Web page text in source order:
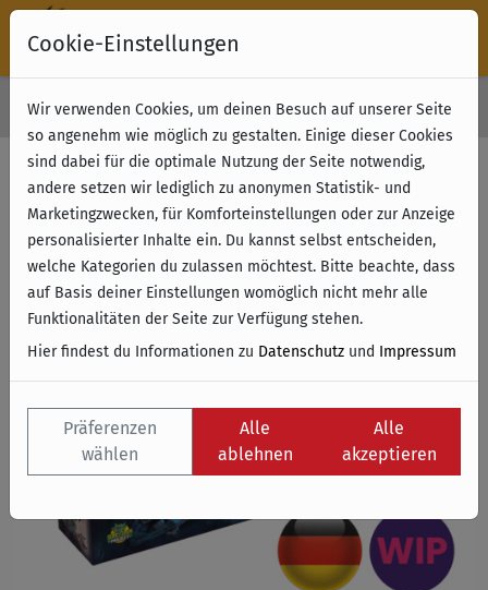
Kostenloser Versand & Retoure ab 49 € (innerhalb Deutschlands)
Cookie-Einstellungen
Wir verwenden Cookies, um deinen Besuch auf unserer Seite
so angenehm wie möglich zu gestalten. Einige dieser Cookies
sind dabei für die optimale Nutzung der Seite notwendig,
andere setzen wir lediglich zu anonymen Statistik- und
Marketingzwecken, für Komforteinstellungen oder zur Anzeige
personalisierter Inhalte ein. Du kannst selbst entscheiden,
welche Kategorien du zulassen möchtest. Bitte beachte, dass
auf Basis deiner Einstellungen womöglich nicht mehr alle
Funktionalitäten der Seite zur Verfügung stehen.
Hier findest du Informationen zu Datenschutz und Impressum
Präferenzen
wählen
Alle
ablehnen
Alle
akzeptieren